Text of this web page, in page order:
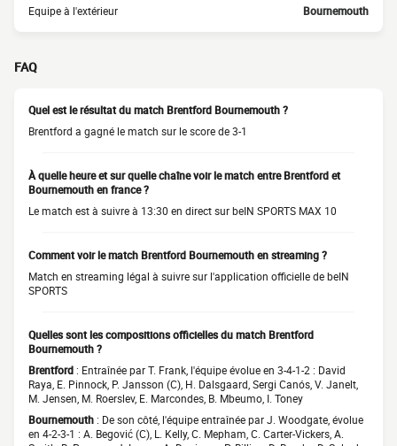
Equipe à l'extérieur Bournemouth
FAQ
Quel est le résultat du match Brentford Bournemouth ?
Brentford a gagné le match sur le score de 3-1
À quelle heure et sur quelle chaîne voir le match entre Brentford et
Bournemouth en france ?
Le match est à suivre à 13:30 en direct sur beIN SPORTS MAX 10
Comment voir le match Brentford Bournemouth en streaming ?
Match en streaming légal à suivre sur l'application officielle de beIN
SPORTS
Quelles sont les compositions officielles du match Brentford
Bournemouth ?
Brentford : Entraînée par T. Frank, l'équipe évolue en 3-4-1-2 : David
Raya, E. Pinnock, P. Jansson (C), H. Dalsgaard, Sergi Canós, V. Janelt,
M. Jensen, M. Roerslev, E. Marcondes, B. Mbeumo, I. Toney
Bournemouth : De son côté, l'équipe entraînée par J. Woodgate, évolue
en 4-2-3-1 : A. Begović (C), L. Kelly, C. Mepham, C. Carter-Vickers, A.